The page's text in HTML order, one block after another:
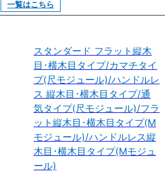
一覧はこちら
スタンダード フラット縦木
目･横木目タイプ/カマチタイ
プ(尺モジュール)/ハンドルレ
ス 縦木目･横木目タイプ/通
気タイプ(尺モジュール)/フラ
ット縦木目･横木目タイプ(M
モジュール)/ハンドルレス縦
木目･横木目タイプ(Mモジュ
ール)